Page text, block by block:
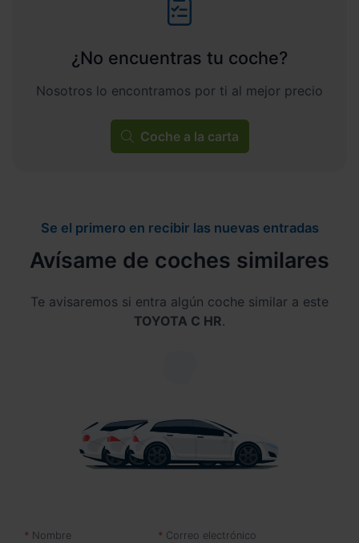
¿No encuentras tu coche?
Nosotros lo encontramos por ti al mejor precio
Coche a la carta
Se el primero en recibir las nuevas entradas
Avísame de coches similares
Te avisaremos si entra algún coche similar a este
TOYOTA C HR.
Nombre Correo electrónico